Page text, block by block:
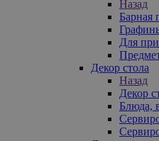
Назад
Барная
Для
Декор стола
Назад
Декор
Блюда,